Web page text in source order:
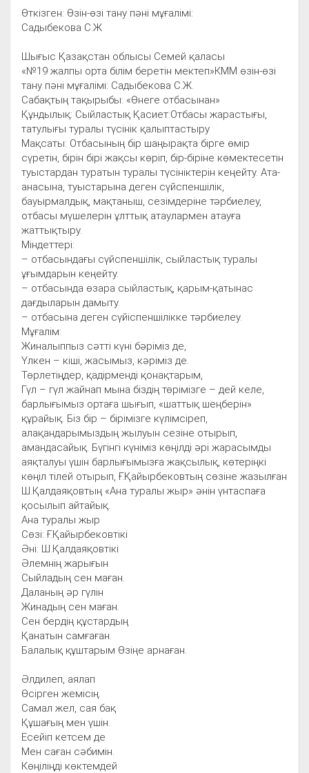
Өткізген: Өзін-өзі тану пәні мұғалімі:
Садыбекова С.Ж
Шығыс Қазақстан облысы Семей қаласы
«№19 жалпы орта білім беретін мектеп»КММ өзін-өзі
тану пәні мұғалімі: Садыбекова С.Ж.
Сабақтың тақырыбы: «Өнеге отбасынан»
Құндылық: Сыйластық Қасиет:Отбасы жарастығы,
татулығы туралы түсінік қалыптастыру
Мақсаты: Отбасының бір шаңырақта бірге өмір
сүретін, бірін бірі жақсы көріп, бір-біріне көмектесетін
туыстардан туратын туралы түсініктерін кеңейту. Ата-
анасына, туыстарына деген сүйспеншілік,
бауырмалдық, мақтаныш, сезімдеріне тәрбиелеу,
отбасы мүшелерін ұлттық атаулармен атауға
жаттықтыру.
Міндеттері:
– отбасындағы сүйспеншілік, сыйластық туралы
ұғымдарын кеңейту.
– отбасында өзара сыйластық, қарым-қатынас
дағдыларын дамыту.
– отбасына деген сүйіспеншілікке тәрбиелеу.
Мұғалім:
Жиналыппыз сәтті күні бәріміз де,
Үлкен – кіші, жасымыз, кәріміз де.
Төрлетіңдер, қадірменді қонақтарым,
Гүл – гүл жайнап мына біздің төрімізге – дей келе,
барлығымыз ортаға шығып, «шаттық шеңберін»
құрайық. Біз бір – бірімізге күлімсіреп,
алақандарымыздың жылуын сезіне отырып,
амандасайық. Бүгінгі күніміз көңілді әрі жарасымды
аяқталуы үшін барлығымызға жақсылық, көтеріңкі
көңіл тілей отырып, Ғ.Қайырбековтың сөзіне жазылған
Ш.Қалдаяқовтың «Ана туралы жыр» әнін үнтаспаға
қосылып айтайық.
Ана туралы жыр
Сөзі: Ғ.Қайырбековтікі
Әні: Ш.Қалдаяқовтікі
Әлемнің жарығын
Сыйладың сен маған.
Даланың әр гүлін
Жинадың сен маған.
Сен бердің құстардың
Қанатын самғаған.
Балалық құштарым Өзіңе арнаған.
Әлдилеп, аялап
Өсірген жемісің.
Самал жел, сая бақ
Құшағың мен үшін.
Есейіп кетсем де
Мен саған сәбимін.
Көңіліңді көктемдей